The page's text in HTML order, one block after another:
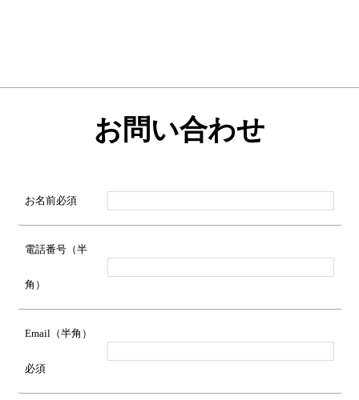
お問い合わせ
お名前必須
電話番号（半
角）
Email（半角）
必須